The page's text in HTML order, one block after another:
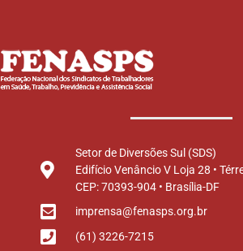
Setor de Diversões Sul (SDS)
Edifício Venâncio V Loja 28 •
CEP: 70393-904 • Brasília-DF
imprensa@fenasps.org.br
(61) 3226-7215